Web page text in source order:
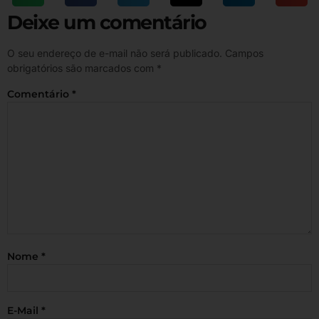
Deixe um comentário
O seu endereço de e-mail não será publicado. Campos
obrigatórios são marcados com *
Comentário *
Nome *
E-Mail *